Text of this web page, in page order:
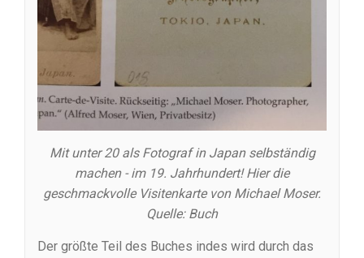
Mit unter 20 als Fotograf in Japan selbständig
machen - im 19. Jahrhundert! Hier die
geschmackvolle Visitenkarte von Michael Moser.
Quelle: Buch
Der größte Teil des Buches indes wird durch das